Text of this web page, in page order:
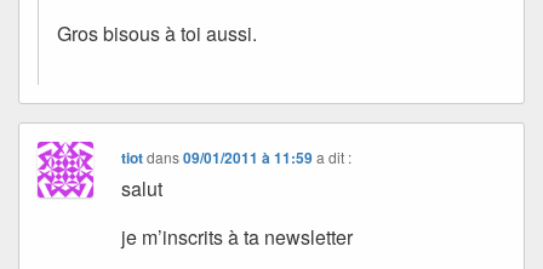
Gros bisous à toi aussi.
tiotdans09/01/2011 à 11:59 a dit :
salut
je m’inscrits à ta newsletter